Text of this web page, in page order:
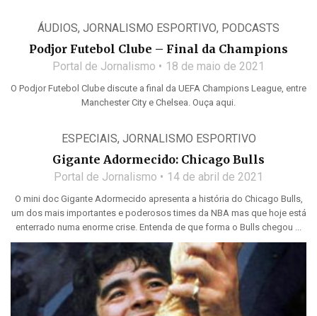
ÁUDIOS, JORNALISMO ESPORTIVO, PODCASTS
Podjor Futebol Clube – Final da Champions
Portal de Jornalismo 18 de maio de 2021
O Podjor Futebol Clube discute a final da UEFA Champions League, entre
Manchester City e Chelsea. Ouça aqui.
ESPECIAIS, JORNALISMO ESPORTIVO
Gigante Adormecido: Chicago Bulls
Portal de Jornalismo 14 de abril de 2021
O mini doc Gigante Adormecido apresenta a história do Chicago Bulls,
um dos mais importantes e poderosos times da NBA mas que hoje está
enterrado numa enorme crise. Entenda de que forma o Bulls chegou ...